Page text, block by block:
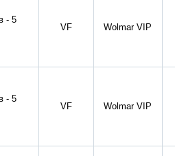
- 5
VF Wolmar VIP
- 5
VF Wolmar VIP